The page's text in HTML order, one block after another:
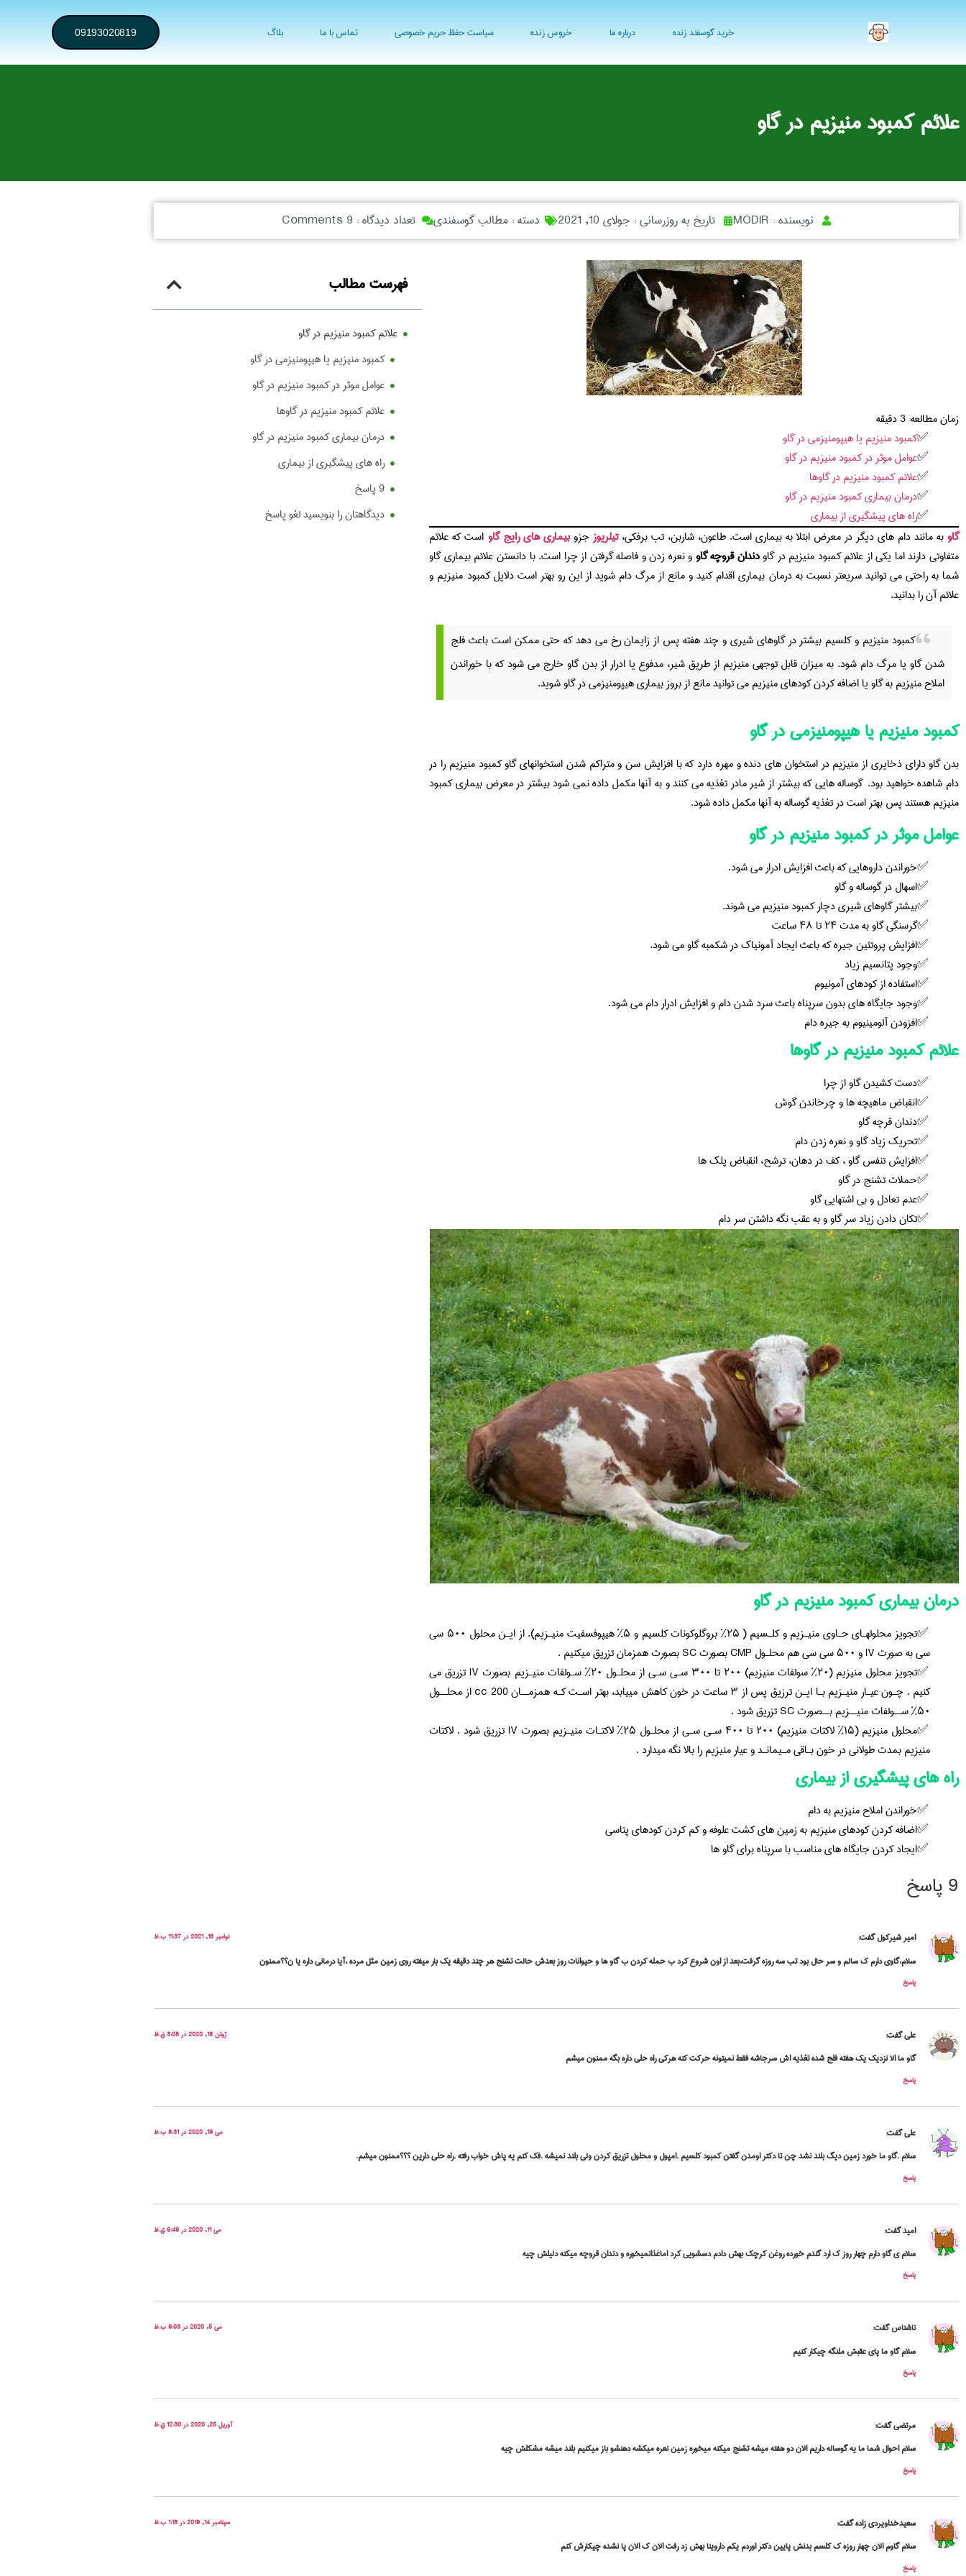
خرید گوسفند زنده درباره ما خروس زنده سیاست حفظ حریم خصوصی تماس با ما بلاگ 09193020819
علائم کمبود منیزیم در گاو
نویسنده : تاریخ به روزرسانی : جولای 10, 2021 دسته :مطالب گوسفندی تعداد دیدگاه : 9 Comments
زمان مطالعه:3دقیقه
کمبود منیزیم یا هیپومنیزمی در گاو
عوامل موثر در کمبود منیزیم در گاو
علائم کمبود منیزیم در گاوها
درمان بیماری کمبود منیزیم در گاو
راه های پیشگیری از بیماری
گاوبه مانند دام های دیگر در معرض ابتلا به بیماری است. طاعون، شاربن، تب برفکی،تیلریوز جزوبیماری های رایج گاو است که علائم
متفاوتی دارند اما یکی از علائم کمبود منیزیم در گاودندان قروچه گاوو نعره زدن و فاصله گرفتن از چرا است. با دانستن علائم بیماری گاو
شما به راحتی می توانید سریعتر نسبت به درمان بیماری اقدام کنید و مانع از مرگ دام شوید از این رو بهتر است دلایل کمبود منیزیم و
علائم آن را بدانید.
کمبود منیزیم و کلسیم بیشتر در گاوهای شیری و چند هفته پس از زایمان رخ می دهد که حتی ممکن است باعث فلج
شدن گاو یا مرگ دام شود. به میزان قابل توجهی منیزیم از طریق شیر، مدفوع یا ادرار از بدن گاو خارج می شود که با خوراندن
املاح منیزیم به گاو یا اضافه کردن کودهای منیزیم می توانید مانع از بروز بیماری هیپومنیزمی در گاو شوید.
کمبود منیزیم یا هیپومنیزمی در گاو
بدن گاو دارای ذخایری از منیزیم در استخوان های دنده و مهره دارد که با افزایش سن و متراکم شدن استخوانهای گاو کمبود منیزیم را در
دام شاهده خواهید بود. گوساله هایی که بیشتر از شیر مادر تغذیه می کنند و به آنها مکمل داده نمی شود بیشتر در معرض بیماری کمبود
منیزیم هستند پس بهتر است در تغذیه گوساله به آنها مکمل داده شود.
عوامل موثر در کمبود منیزیم در گاو
خوراندن داروهایی که باعث افزایش ادرار می شود.
اسهال در گوساله و گاو
بیشتر گاوهای شیری دچار کمبود منیزیم می شوند.
گرسنگی گاو به مدت ۲۴ تا ۴۸ ساعت
افزایش پروتئین جیره که باعث ایجاد آمونیاک در شکمبه گاو می شود.
وجود پتانسیم زیاد
استفاده از کودهای آمونیوم
وجود جایگاه های بدون سرپناه باعث سرد شدن دام و افزایش ادرار دام می شود.
افزودن آلومینیوم به جیره دام
علائم کمبود منیزیم در گاوها
دست کشیدن گاو از چرا
انقباض ماهیچه ها و چرخاندن گوش
دندان قرچه گاو
تحریک زیاد گاو و نعره زدن دام
افزایش تنفس گاو ، کف در دهان، ترشح، انقباض پلک ها
حملات تشنج در گاو
عدم تعادل و بی اشتهایی گاو
تکان دادن زیاد سر گاو و به عقب نگه داشتن سر دام
درمان بیماری کمبود منیزیم در گاو
تجویز محلولهـای حـاوی منیـزیم و کلـسیم ( ۲۵% بروگلوکونات کلسیم و ۵% هیپوفسفیت منیـزیم). از ایـن محلول ۵۰۰ سی
سی به صورت IV و ۵۰۰ سی سی هم محلـول CMP بصورت SC بصورت همزمان تزریق میکنیم .
تجویز محلول منیزیم (۲۰% سولفات منیزیم) ۲۰۰ تا ۳۰۰ سـی سـی از محلـول ۲۰% سـولفات منیـزیم بصورت IV تزریق می
کنیم . چـون عیـار منیـزیم بـا ایـن ترزیق پس از ۳ ساعت در خون کاهش مییابد، بهتر اسـت کـه همزمــان cc 200 از محلــول
۵۰% ســولفات منیــزیم بــصورت SC تزریق شود .
محلول منیزیم (۱۵% لاکتات منیزیم) ۲۰۰ تا ۴۰۰ سـی سـی از محلـول ۲۵% لاکتـات منیـزیم بصورت IV تزریق شود . لاکتات
منیزیم بمدت طولانی در خون بـاقی مـیمانـد و عیار منیزیم را بالا نگه میدارد .
راه های پیشگیری از بیماری
خوراندن املاح منیزیم به دام
اضافه کردن کودهای منیزیم به زمین های کشت علوفه و کم کردن کودهای پتاسی
ایجاد کردن جایگاه های مناسب با سرپناه برای گاو ها
فهرست مطالب
علائم کمبود منیزیم در گاو
کمبود منیزیم یا هیپومنیزمی در گاو
عوامل موثر در کمبود منیزیم در گاو
علائم کمبود منیزیم در گاوها
درمان بیماری کمبود منیزیم در گاو
راه های پیشگیری از بیماری
9 پاسخ
دیدگاهتان را بنویسید لغو پاسخ
9 پاسخ
امیر شیرکولگفت: نوامبر 16, 2021 در 11:37 ب.ظ
سلام،گاوی دارم ک سالم و سر حال بود تب سه روزه گرفت،بعد از اون شروع کرد ب حمله کردن ب گاو ها و حیوانات روز بعدش حالت تشنج هر چند دقیقه یک بار میفته روی زمین مثل مرده ،آیا درمانی داره یا ن؟؟ممنون
پاسخ
علیگفت: ژوئن 18, 2020 در 3:08 ق.ظ
گاو ما الا نزدیک یک هفته فلج شده تغذیه اش سرجاشه فقط نمیتونه حرکت کنه هرکی راه حلی داره بگه ممنون میشم
پاسخ
علیگفت: می 19, 2020 در 8:31 ب.ظ
سلام .گاو ما خورد زمین دیگ بلند نشد چن تا دکتر اومدن گفتن کمبود کلسیم .امپول و محلول تزریق کردن ولی بلند نمیشه .فک کنم یه پاش خواب رفته .راه حلی دارین ؟؟؟ممنون میشم.
پاسخ
امیدگفت: می 11, 2020 در 9:49 ق.ظ
سلام ی گاو دارم چهار روز ک ارد گندم خورده روغن کرچک بهش دادم دسشویی کرد اماغذانمیخوره و دندان قروچه میکنه دلیلش چیه
پاسخ
ناشناسگفت: می 5, 2020 در 9:03 ب.ظ
سلام گاو ما پای عقبش ملنگه چیکار کنیم
پاسخ
مرتضیگفت: آوریل 25, 2020 در 12:30 ق.ظ
سلام احوال شما ما یه گوساله داریم الان دو هفته میشه تشنج میکنه میخوره زمین نعره میکشه دهنشو باز میکنیم بلند میشه مشکلش چیه
پاسخ
سعیدخداویردی زادهگفت: سپتامبر 14, 2019 در 1:18 ب.ظ
سلام گاوم الان چهار روزه ک کلسم بدنش پایین دکتر اوردم یکم داروینا بهش زد رفت الان ک الان پا نشده چیکارش کنم
پاسخ